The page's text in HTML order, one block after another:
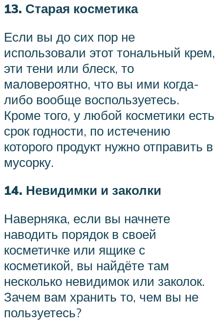
13. Старая косметика
Если вы до сих пор не
использовали этот тональный крем,
эти тени или блеск, то
маловероятно, что вы ими когда-
либо вообще воспользуетесь.
Кроме того, у любой косметики есть
срок годности, по истечению
которого продукт нужно отправить в
мусорку.
14. Невидимки и заколки
Наверняка, если вы начнете
наводить порядок в своей
косметичке или ящике с
косметикой, вы найдёте там
несколько невидимок или заколок.
Зачем вам хранить то, чем вы не
пользуетесь?